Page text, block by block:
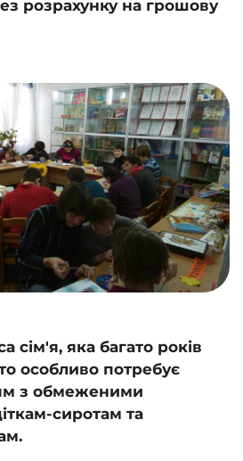
розрахунку на грошову
сім'я, яка багато років
особливо потребує
з обмеженими
сиротам та